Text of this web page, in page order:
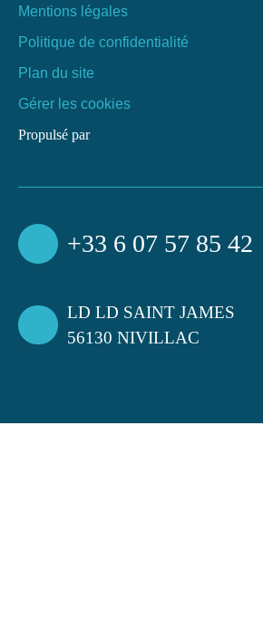
Mentions légales
Politique de confidentialité
Plan du site
Gérer les cookies
Propulsé par
+33 6 07 57 85 42
LD LD SAINT JAMES
56130 NIVILLAC